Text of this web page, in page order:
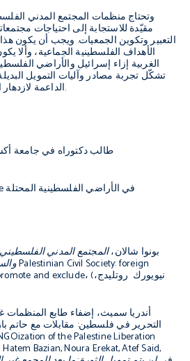
وتحتاج منظمات المجتمع المدني
مقيّدة للاستجابة إلى احتياجات
التعبير وتكوين الجمعيات. ويجب أن يكون
الأهداف الفلسطينية الجماعية، وألا
الغربية إزاء إسرائيل والأراضي
تشكّل تجربة مصادر وآليات التمويل
الداعمة لازدهار المجتمع المدني الفلسطيني.
طالب دكتوراه في جامعة
منظمة Volunteer Palestine في الأراضي الفلسطينية المحتلة
بونوا شالان،المجتمع المدني
والسلطة على الدعم أو الإقصاءPalestinian Civil Society: foreign
and exclude، (نيويورك روتليدج،
التحرير في فلسطين: مقابلات مع حاتم
Bazian, Noura Erekat, Atef Said,